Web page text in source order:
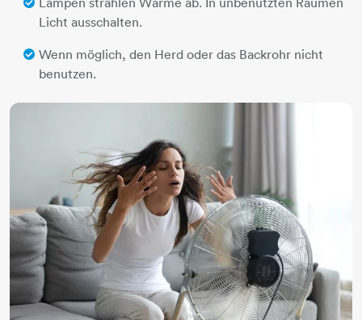
Licht ausschalten.
Wenn möglich, den Herd oder das Backrohr nicht
benutzen.